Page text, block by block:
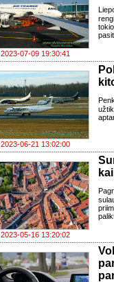
2023-07-09 19:30:41
2023-06-21 13:02:00
2023-05-16 13:20:02